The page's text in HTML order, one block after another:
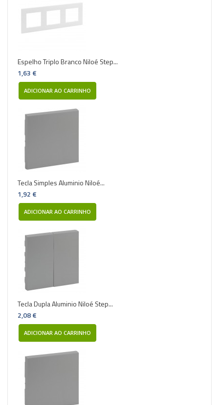
Espelho Triplo Branco Niloé Step...
1,63 €
ADICIONAR AO CARRINHO
Tecla Simples Aluminio Niloé...
1,92 €
ADICIONAR AO CARRINHO
Tecla Dupla Aluminio Niloé Step...
2,08 €
ADICIONAR AO CARRINHO